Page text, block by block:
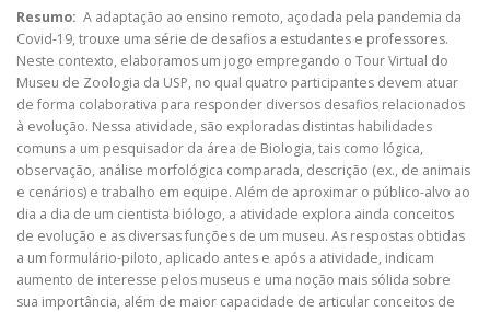
Resumo: A adaptação ao ensino remoto, açodada pela pandemia da
Covid-19, trouxe uma série de desafios a estudantes e professores.
Neste contexto, elaboramos um jogo empregando o Tour Virtual do
Museu de Zoologia da USP, no qual quatro participantes devem atuar
de forma colaborativa para responder diversos desafios relacionados
à evolução. Nessa atividade, são exploradas distintas habilidades
comuns a um pesquisador da área de Biologia, tais como lógica,
observação, análise morfológica comparada, descrição (ex., de animais
e cenários) e trabalho em equipe. Além de aproximar o público-alvo ao
dia a dia de um cientista biólogo, a atividade explora ainda conceitos
de evolução e as diversas funções de um museu. As respostas obtidas
a um formulário-piloto, aplicado antes e após a atividade, indicam
aumento de interesse pelos museus e uma noção mais sólida sobre
sua importância, além de maior capacidade de articular conceitos de